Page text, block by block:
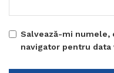
Salvează-mi
navigator pentru data